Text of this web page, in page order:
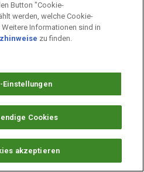
Button "Cookie-
werden, welche Cookie-
Informationen sind in
zu finden.
Einstellungen
Cookies
akzeptieren